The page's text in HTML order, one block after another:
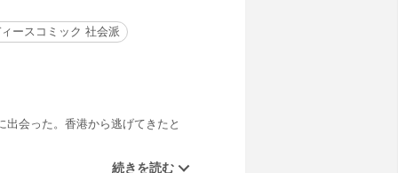
ースコミック 社会派
会った。香港から逃げてきたと